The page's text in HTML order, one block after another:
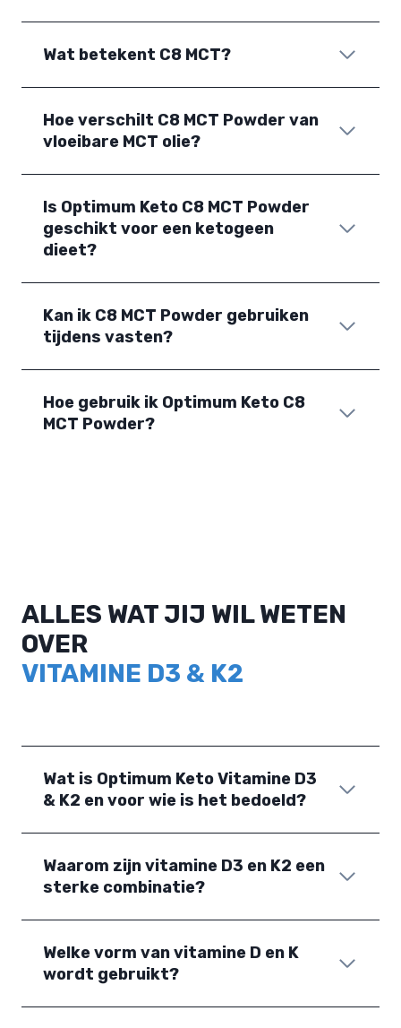
Wat betekent C8 MCT?
Hoe verschilt C8 MCT Powder van
vloeibare MCT olie?
Is Optimum Keto C8 MCT Powder
geschikt voor een ketogeen
dieet?
Kan ik C8 MCT Powder gebruiken
tijdens vasten?
Hoe gebruik ik Optimum Keto C8
MCT Powder?
ALLES WAT JIJ WIL WETEN
OVER
VITAMINE D3 & K2
Wat is Optimum Keto Vitamine D3
& K2 en voor wie is het bedoeld?
Waarom zijn vitamine D3 en K2 een
sterke combinatie?
Welke vorm van vitamine D en K
wordt gebruikt?